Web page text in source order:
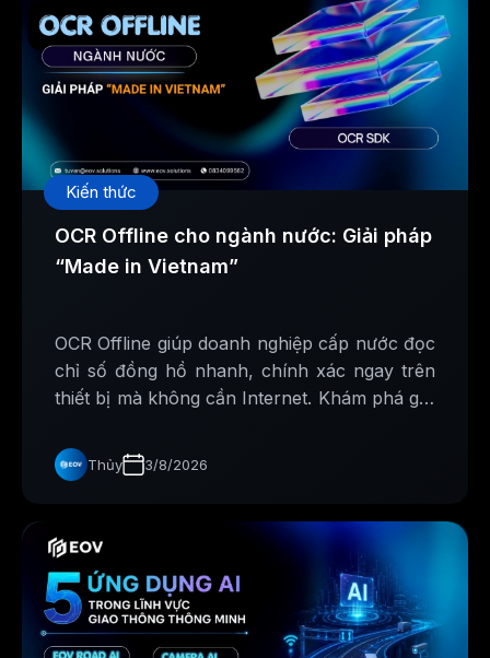
Kiến thức
OCR Offline cho ngành nước: Giải pháp
“Made in Vietnam”
OCR Offline giúp doanh nghiệp cấp nước đọc
chỉ số đồng hồ nhanh, chính xác ngay trên
thiết bị mà không cần Internet. Khám phá giải
Thủy 3/8/2026